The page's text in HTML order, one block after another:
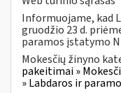
Informuojame, kad
gruodžio 23 d.
paramos įstatymo
Mokesčių žinyno
pakeitimai »
» Labdaros ir